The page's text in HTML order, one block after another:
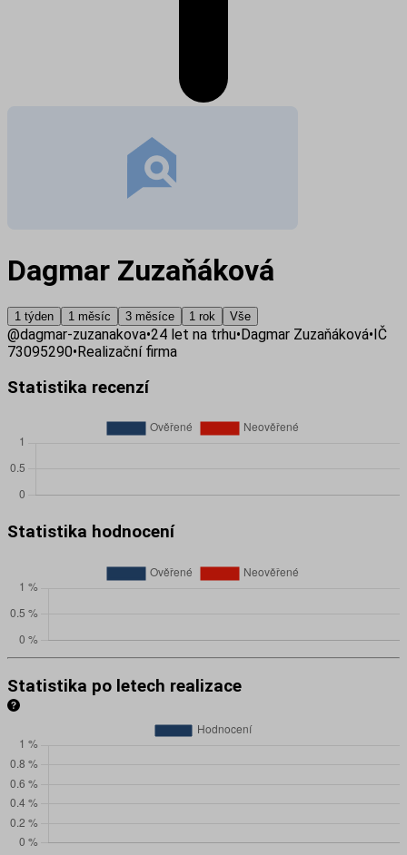
Dagmar Zuzaňáková
1 týden 1 měsíc 3 měsíce 1 rok Vše
@dagmar-zuzanakova•24 let na trhu•Dagmar Zuzaňáková•IČ
73095290•Realizační firma
Statistika recenzí
Statistika hodnocení
Statistika po letech realizace